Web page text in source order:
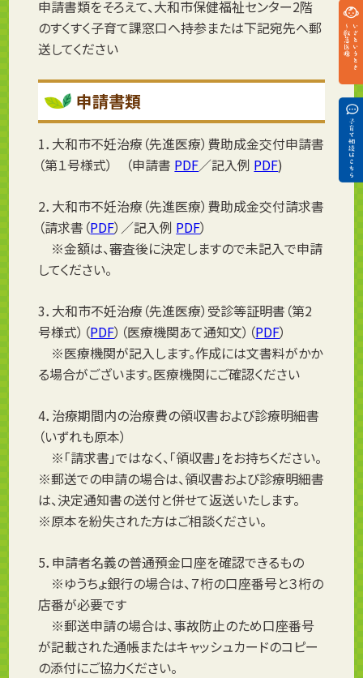
申請書類をそろえて、大和市保健福祉センター2階
のすくすく子育て課窓口へ持参または下記宛先へ郵
送してください
申請書類
1．大和市不妊治療（先進医療）費助成金交付申請書
（第１号様式） （申請書 PDF／記入例 PDF)
2．大和市不妊治療（先進医療）費助成金交付請求書
（請求書（PDF）／記入例 PDF）
※金額は、審査後に決定しますので未記入で申請
してください。
3．大和市不妊治療（先進医療）受診等証明書（第2
号様式）（PDF）（医療機関あて通知文）（PDF）
※医療機関が記入します。作成には文書料がかか
る場合がございます。医療機関にご確認ください
4．治療期間内の治療費の領収書および診療明細書
（いずれも原本）
※「請求書」ではなく、「領収書」をお持ちください。
※郵送での申請の場合は、領収書および診療明細書
は、決定通知書の送付と併せて返送いたします。
※原本を紛失された方はご相談ください。
5．申請者名義の普通預金口座を確認できるもの
※ゆうちょ銀行の場合は、７桁の口座番号と３桁の
店番が必要です
※郵送申請の場合は、事故防止のため口座番号
が記載された通帳またはキャッシュカードのコピー
の添付にご協力ください。